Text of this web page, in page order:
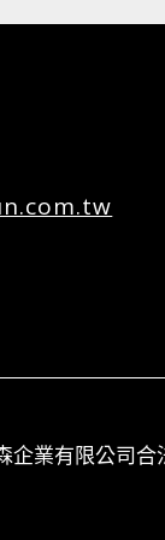
業有限公司合